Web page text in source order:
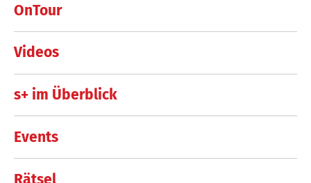
OnTour
Videos
s+ im Überblick
Events
Rätsel